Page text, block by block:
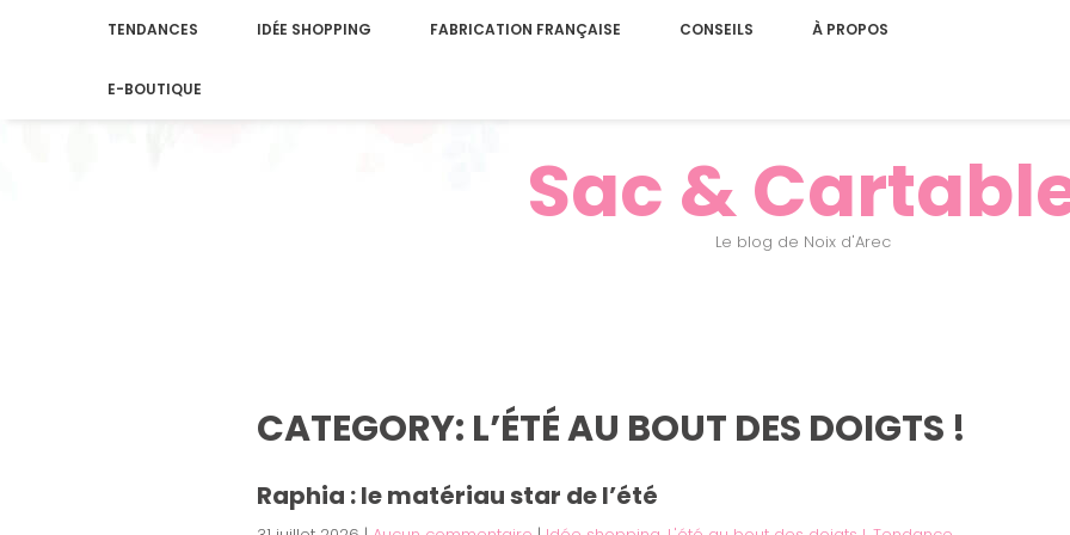
TENDANCES IDÉE SHOPPING FABRICATION FRANÇAISE CONSEILS À PROPOS
E-BOUTIQUE
Sac &
Le blog de Noix d'Arec
CATEGORY: L’ÉTÉ AU BOUT DES DOIGTS !
Raphia : le matériau star de l’été